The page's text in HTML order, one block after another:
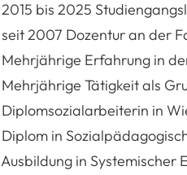
2015 bis 2025
seit 2007 Dozentur an der
Mehrjährige Erfahrung in
Mehrjährige Tätigkeit als
Diplomsozialarbeiterin in
Diplom in
Ausbildung in Systemischer